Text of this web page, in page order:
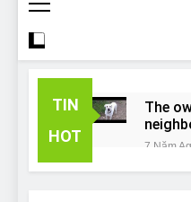
TIN
HOT
The
away!
7 Năm